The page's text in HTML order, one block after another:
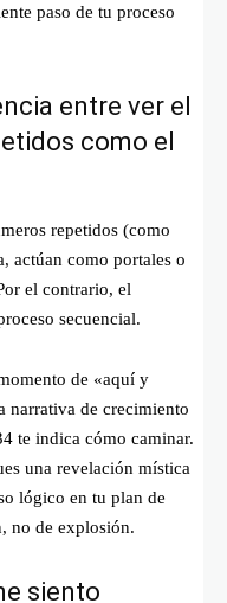
paso de tu proceso
entre ver el
como el
repetidos (como
actúan como portales o
el contrario, el
secuencial.
de «aquí y
narrativa de crecimiento
te indica cómo caminar.
una revelación mística
lógico en tu plan de
no de explosión.
siento